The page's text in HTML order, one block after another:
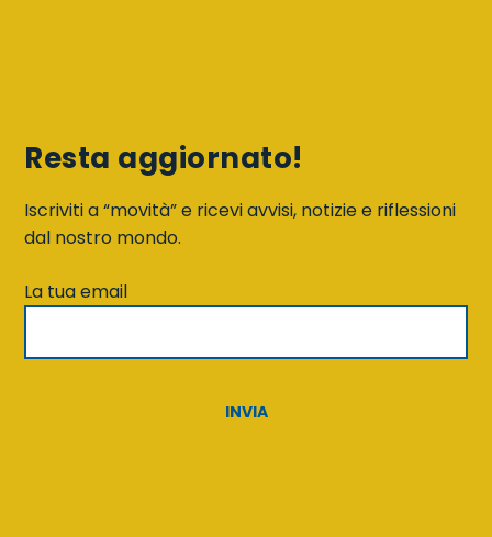
Resta aggiornato!
Iscriviti a “movità” e ricevi avvisi, notizie e riflessioni
dal nostro mondo.
La tua email